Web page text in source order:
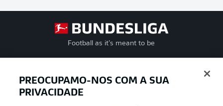
Football as it’s meant to be
APLICATIVO DA BUNDESLIGA
PREOCUPAMO-NOS COM A SUA
PRIVACIDADE